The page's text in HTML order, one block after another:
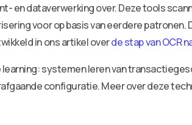
en dataverwerking over. Deze tools
voor op basis van eerdere
in ons artikel overde stap van OCR
systemen leren van
configuratie. Meer over deze